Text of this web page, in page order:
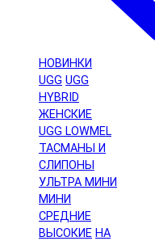
НОВИНКИ
UGG UGG
HYBRID
ЖЕНСКИЕ
UGG LOWMEL
ТАСМАНЫ И
СЛИПОНЫ
УЛЬТРА МИНИ
МИНИ
СРЕДНИЕ
ВЫСОКИЕ НА